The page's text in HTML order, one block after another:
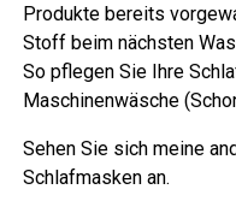
Produkte bereits
Stoff beim nächsten
So pflegen Sie Ihre
Maschinenwäsche
Sehen Sie sich meine
Schlafmasken an.